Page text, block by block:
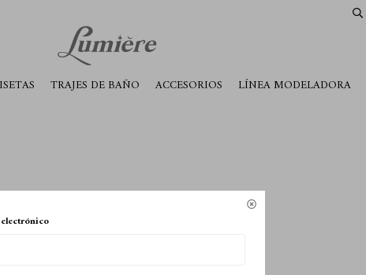

TRAJES DE BAÑO ACCESORIOS LÍNEA MODELADORA